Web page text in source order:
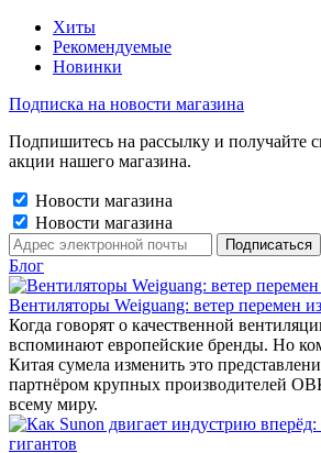
Хиты
Рекомендуемые
Новинки
Подписка на новости магазина
Подпишитесь на рассылку и получайте
акции нашего магазина.
Новости магазина
Новости магазина
Блог
Вентиляторы Weiguang: ветер перемен
Когда говорят о качественной
вспоминают европейские бренды. Но
Китая сумела изменить это
партнёром крупных производителей
всему миру.